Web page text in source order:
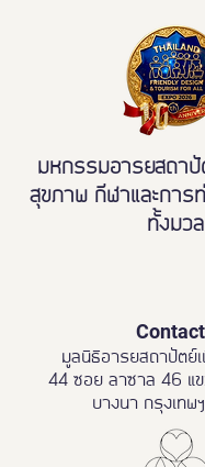
มหกรรมอารยสถา
สุขภาพ กีฬาและการ
ทั้งมวล
Contact
มูลนิธิอารยสถาปัตย์
44 ซอย ลาซาล 46 แข
บางนา กรุงเทพ